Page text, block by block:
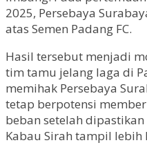
2025, Persebaya
atas Semen Padang FC.
Hasil tersebut menjadi
tim tamu jelang laga di
memihak Persebaya
tetap berpotensi
beban setelah
Kabau Sirah tampil lebih